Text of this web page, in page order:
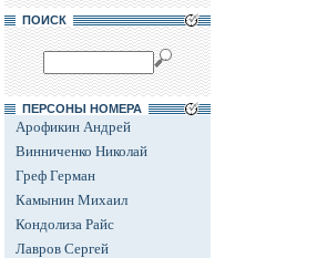
ПОИСК
ПЕРСОНЫ НОМЕРА
Арофикин Андрей
Винниченко Николай
Греф Герман
Камынин Михаил
Кондолиза Райс
Лавров Сергей